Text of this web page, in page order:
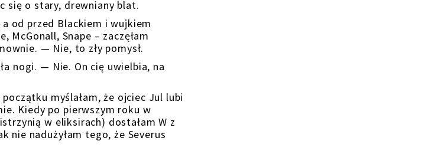
się o stary, drewniany blat.
od przed Blackiem i wujkiem
McGonall, Snape – zaczęłam
— Nie, to zły pomysł.
nogi. — Nie. On cię uwielbia, na
myślałam, że ojciec Jul lubi
Kiedy po pierwszym roku w
w eliksirach) dostałam W z
nie nadużyłam tego, że Severus